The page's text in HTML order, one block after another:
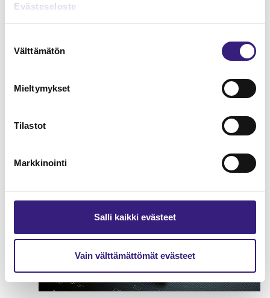
Evästeseloste
valinta
Välttämätön
Mieltymykset
Tilastot
Markkinointi
Salli kaikki evästeet
Vain välttämättömät evästeet
menetelmäsäädökset